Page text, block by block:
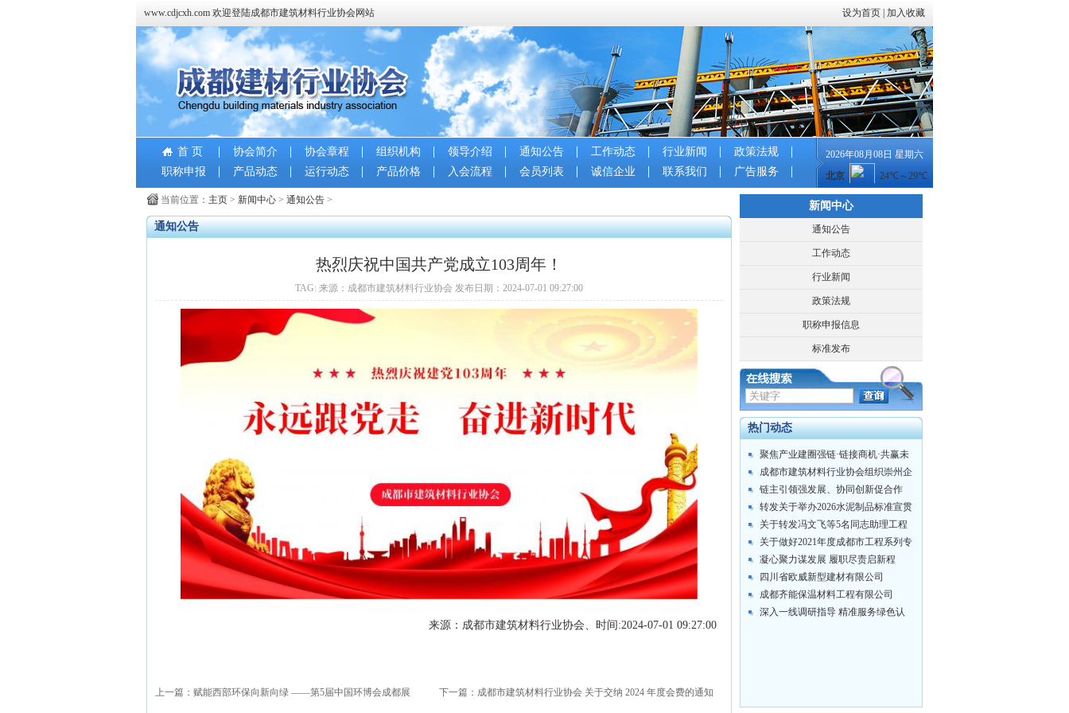
www.cdjcxh.com 欢迎登陆成都市建筑材料行业协会网站 设为首页 加入收藏
首 页 协会简介 协会章程 组织机构 领导介绍 通知公告 工作动态 行业新闻
政策法规
职称申报
产品动态 运行动态 产品价格 入会流程 会员列表 诚信企业 联系我们 广告服务
2026年08月08日 星期六
当前位置： 主页 > 新闻中心 > 通知公告 >
通知公告
热烈庆祝中国共产党成立103周年！
TAG: 来源：成都市建筑材料行业协会 发布日期：2024-07-01 09:27:00
来源：成都市建筑材料行业协会、时间:2024-07-01 09:27:00
上一篇： 赋能西部环保向新向绿 ——第5届中国环博会成都展 下一篇： 成都市建筑材料行业协会 关于交纳 2024 年度会费的通知
新闻中心
通知公告
工作动态
行业新闻
政策法规
职称申报信息
标准发布
热门动态
聚焦产业建圈强链·链接商机·共赢未
来 ...
成都市建筑材料行业协会组织崇州企
业及会员...
链主引领强发展、协同创新促合作
——成都市...
转发关于举办2026水泥制品标准宣贯
培训...
关于转发冯文飞等5名同志助理工程
师专业技...
关于做好2021年度成都市工程系列专
业技...
凝心聚力谋发展 履职尽责启新程
——成都市...
四川省欧威新型建材有限公司
成都齐能保温材料工程有限公司
深入一线调研指导 精准服务绿色认